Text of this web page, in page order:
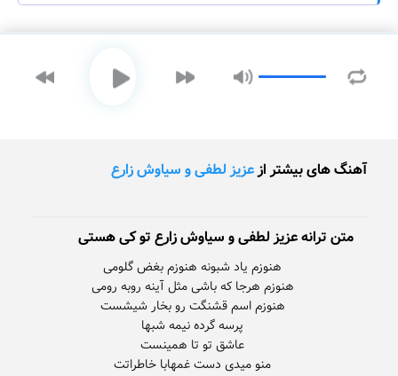
آهنگ های بیشتر ازعزیز لطفی و سیاوش زارع
متن ترانه عزیز لطفی و سیاوش زارع تو کی هستی